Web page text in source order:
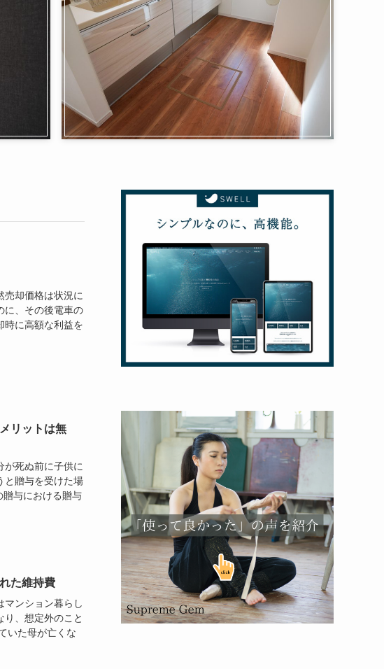
売却価格は状況に
に、その後電車の
時に高額な利益を
リットは無
が死ぬ前に子供に
と贈与を受けた場
与における贈与
た維持費
マンション暮らし
、想定外のこと
いた母が亡くな